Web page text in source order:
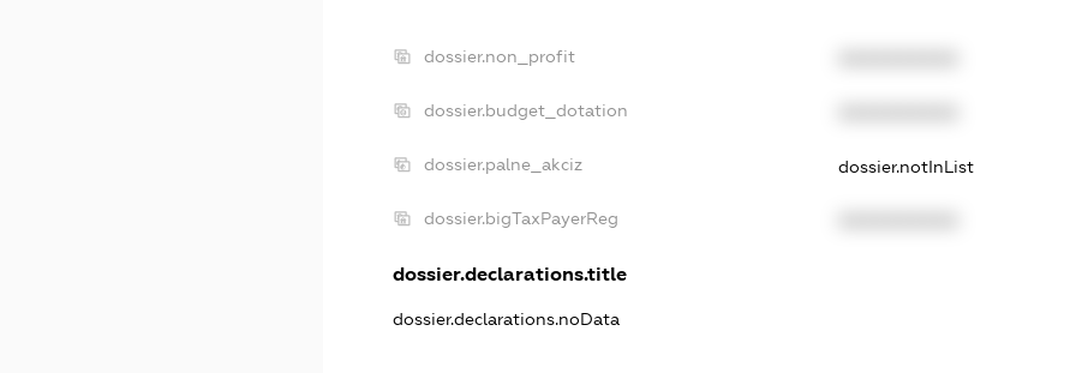
dossier.non_profit
dossier.budget_dotation
dossier.palne_akciz dossier.notInList
dossier.bigTaxPayerReg
dossier.declarations.title
dossier.declarations.noData